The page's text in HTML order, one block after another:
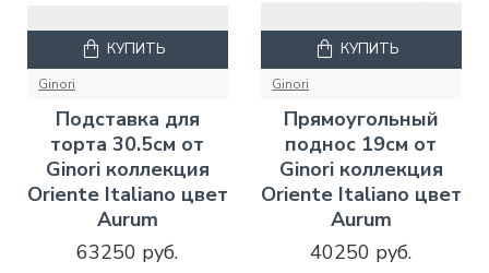
Ginori
Подставка для
торта 30.5см от
Ginori коллекция
Oriente Italiano цвет
Aurum
63250 руб.
КУПИТЬ
Ginori
Прямоугольный
поднос 19см от
Ginori коллекция
Oriente Italiano цвет
Aurum
40250 руб.
КУПИТЬ